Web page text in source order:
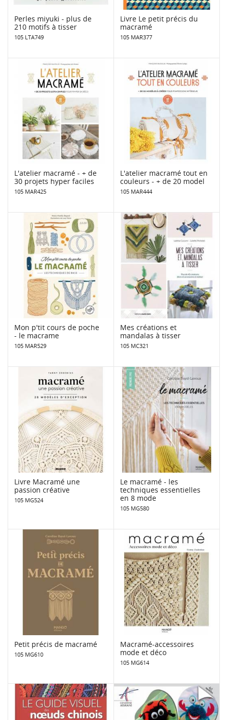
Perles miyuki - plus de
210 motifs à tisser
105 LTA749
Livre Le petit précis du
macramé
105 MAR377
L'atelier macramé - + de
30 projets hyper faciles
105 MAR425
L'atelier macramé tout en
couleurs - + de 20 model
105 MAR444
Mon p'tit cours de poche
- le macrame
105 MAR529
Mes créations et
mandalas à tisser
105 MC321
Livre Macramé une
passion créative
105 MG524
Le macramé - les
techniques essentielles
en 8 mode
105 MG580
Petit précis de macramé
105 MG610
Macramé-accessoires
mode et déco
105 MG614